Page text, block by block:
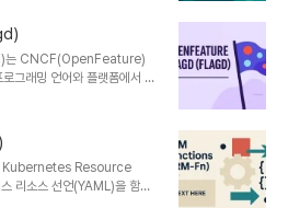
과적으로 추상화하고 공통
합니다. 본 글에서는 TGMH
설명합니다.1. 개념 및 정의
모듈의 반복 사용을
하며, 환경별 세부 설정은 하
CNCF(OpenFeature)
그래밍 언어와 플랫폼에서 일
를 처리할 수 있도록 지원
CI/CD, A/B 테스트,
에 적합한 구성 모델을 제공
의 공식 플래그 런타
서 관리하고 다양한 클라이언
Kubernetes Resource
리소스 선언(YAML)을 함수
는 확장 메커니즘입니다. 이는